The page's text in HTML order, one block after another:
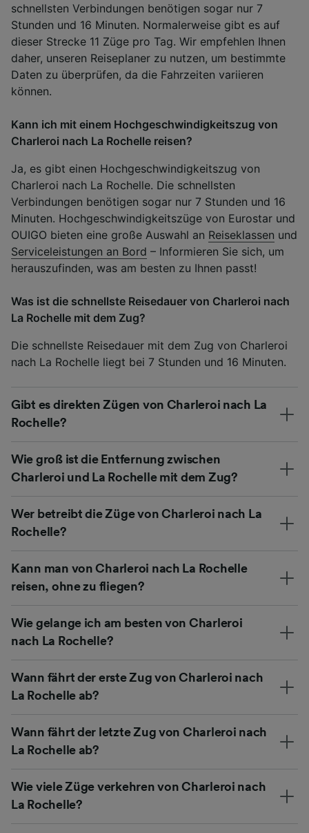
schnellsten Verbindungen benötigen sogar nur 7
Stunden und 16 Minuten. Normalerweise gibt es auf
dieser Strecke 11 Züge pro Tag. Wir empfehlen Ihnen
daher, unseren Reiseplaner zu nutzen, um bestimmte
Daten zu überprüfen, da die Fahrzeiten variieren
können.
Kann ich mit einem Hochgeschwindigkeitszug von
Charleroi nach La Rochelle reisen?
Ja, es gibt einen Hochgeschwindigkeitszug von
Charleroi nach La Rochelle. Die schnellsten
Verbindungen benötigen sogar nur 7 Stunden und 16
Minuten. Hochgeschwindigkeitszüge von Eurostar und
OUIGO bieten eine große Auswahl an Reiseklassen und
Serviceleistungen an Bord – Informieren Sie sich, um
herauszufinden, was am besten zu Ihnen passt!
Was ist die schnellste Reisedauer von Charleroi nach
La Rochelle mit dem Zug?
Die schnellste Reisedauer mit dem Zug von Charleroi
nach La Rochelle liegt bei 7 Stunden und 16 Minuten.
Gibt es direkten Zügen von Charleroi nach La
Rochelle?
Wie groß ist die Entfernung zwischen
Charleroi und La Rochelle mit dem Zug?
Wer betreibt die Züge von Charleroi nach La
Rochelle?
Kann man von Charleroi nach La Rochelle
reisen, ohne zu fliegen?
Wie gelange ich am besten von Charleroi
nach La Rochelle?
Wann fährt der erste Zug von Charleroi nach
La Rochelle ab?
Wann fährt der letzte Zug von Charleroi nach
La Rochelle ab?
Wie viele Züge verkehren von Charleroi nach
La Rochelle?